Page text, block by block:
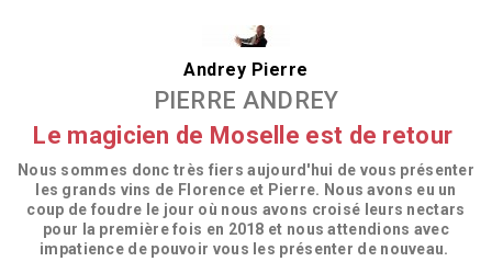
Andrey Pierre
PIERRE ANDREY
Le magicien de Moselle est de retour
Nous sommes donc très fiers aujourd'hui de vous présenter
les grands vins de Florence et Pierre. Nous avons eu un
coup de foudre le jour où nous avons croisé leurs nectars
pour la première fois en 2018 et nous attendions avec
impatience de pouvoir vous les présenter de nouveau.